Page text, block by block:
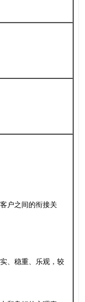
之间的衔接关
稳重、乐观，较